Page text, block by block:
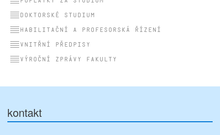
Doktorské studium
Habilitační a profesorská řízení
Vnitřní předpisy
Výroční zprávy fakulty
kontakt